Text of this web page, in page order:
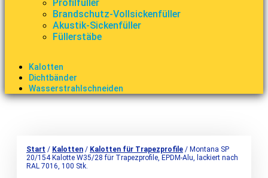
Profilfüller
Brandschutz-Vollsickenfüller
Akustik-Sickenfüller
Füllerstäbe
Kalotten
Dichtbänder
Wasserstrahlschneiden
Start / Kalotten / Kalotten für Trapezprofile / Montana SP
20/154 Kalotte W35/28 für Trapezprofile, EPDM-Alu, lackiert nach
RAL 7016, 100 Stk.